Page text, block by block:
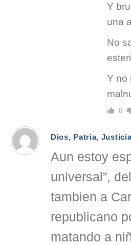
Y
una
No
Y no
0
Dios, Patria,
Aun estoy
universal”,
tambien a
republicano
matando a